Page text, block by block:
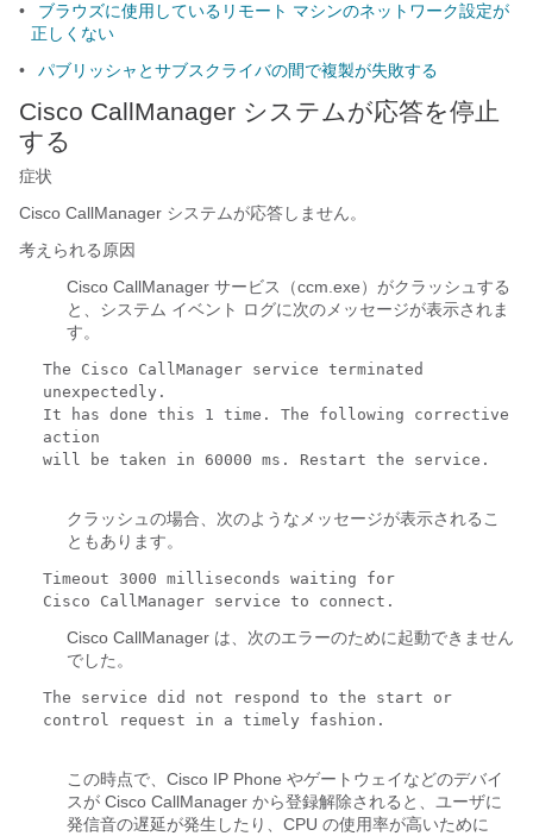
•
ブラウズに使用しているリモート マシンのネットワーク設定が
正しくない
•
パブリッシャとサブスクライバの間で複製が失敗する
Cisco CallManager システムが応答を停止
する
症状
Cisco CallManager システムが応答しません。
考えられる原因
Cisco CallManager サービス（ccm.exe）がクラッシュする
と、システム イベント ログに次のメッセージが表示されま
す。
The Cisco CallManager service terminated
unexpectedly.
It has done this 1 time. The following corrective
action
will be taken in 60000 ms. Restart the service.
クラッシュの場合、次のようなメッセージが表示されるこ
ともあります。
Timeout 3000 milliseconds waiting for
Cisco CallManager service to connect.
Cisco CallManager は、次のエラーのために起動できません
でした。
The service did not respond to the start or
control request in a timely fashion.
この時点で、Cisco IP Phone やゲートウェイなどのデバイ
スが Cisco CallManager から登録解除されると、ユーザに
発信音の遅延が発生したり、CPU の使用率が高いために